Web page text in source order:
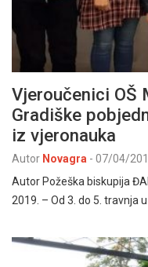
Vjeroučenici OŠ
Gradiške
iz vjeronauka
Autor Novagra - 07/04/
Autor Požeška biskupija
2019. – Od 3. do 5. travnja